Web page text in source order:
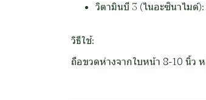
วิตามินบี 3 (ไนอะซินาไมด์
วิธีใช้:
ถือขวดห่างจากใบหน้า 8-10 นิ้ว